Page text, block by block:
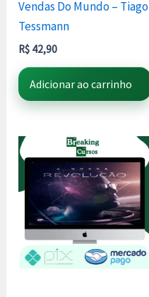
Vendas Do Mundo – Tiago
Tessmann
R$ 42,90
Adicionar ao carrinho